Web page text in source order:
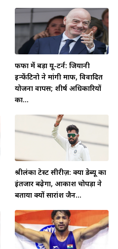
फीफा में बड़ा यू-टर्न: जियानी
इन्फेंटिनो ने मांगी माफी, विवादित
योजना वापस; शीर्ष अधिकारियों
का...
श्रीलंका टेस्ट सीरीज़: क्या डेब्यू का
इंतजार बढ़ेगा, आकाश चोपड़ा ने
बताया क्यों सारांश जैन...